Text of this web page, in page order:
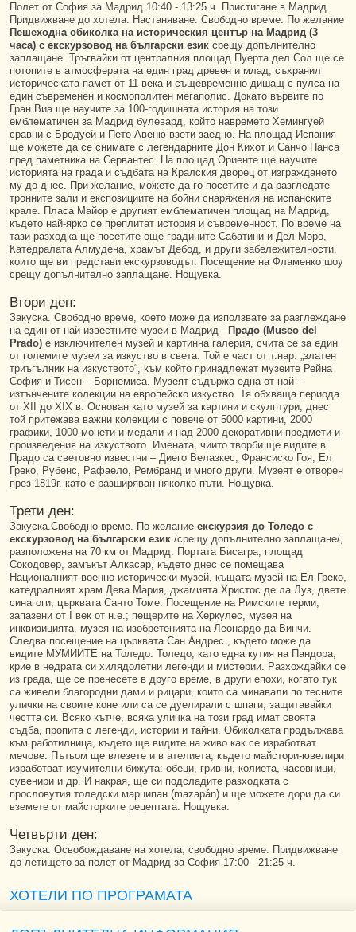
Полет от София за Мадрид 10:40 - 13:25 ч. Пристигане в Мадрид.
Придвижване до хотела. Настаняване. Свободно време. По желание
Пешеходна обиколка на историческия център на Мадрид (3
часа) с екскурзовод на български език срещу допълнително
заплащане. Тръгвайки от централния площад Пуерта дел Сол ще се
потопите в атмосферата на един град древен и млад, съхранил
историческата памет от 11 века и същевременно дишащ с пулса на
един съвременен и космополитен мегаполис. Докато вървите по
Гран Виа ще научите за 100-годишната история на този
емблематичен за Мадрид булевард, който навремето Хемингуей
сравни с Бродуей и Пето Авеню взети заедно. На площад Испания
ще можете да се снимате с легендарните Дон Кихот и Санчо Панса
пред паметника на Сервантес. На площад Ориенте ще научите
историята на града и съдбата на Кралския дворец от изграждането
му до днес. При желание, можете да го посетите и да разгледате
тронните зали и експозициите на бойни снаряжения на испанските
крале. Пласа Майор е другият емблематичен площад на Мадрид,
където най-ярко се преплитат история и съвременност. По време на
тази разходка ще посетите още градините Сабатини и Дел Моро,
Катедралата Алмудена, храмът Дебод, и други забележителности,
които ще ви представи екскурзоводът. Посещение на Фламенко шоу
срещу допълнително заплащане. Нощувка.
Втори ден:
Закуска. Свободно време, което може да използвате за разглеждане
на един от най-известните музеи в Мадрид - Прадо (Museo del
Prado) е изключителен музей и картинна галерия, счита се за един
от големите музеи за изкуство в света. Той е част от т.нар. „златен
триъгълник на изкуството“, към който принадлежат музеите Рейна
София и Тисен – Борнемиса. Музеят съдържа една от най –
изтънчените колекции на европейско изкуство. Тя обхваща периода
от XII до XIX в. Основан като музей за картини и скулптури, днес
той притежава важни колекции с повече от 5000 картини, 2000
графики, 1000 монети и медали и над 2000 декоративни предмети и
произведения на изкуството. Имената, чиито творби ще видите в
Прадо са световно известни – Диего Велазкес, Франсиско Гоя, Ел
Греко, Рубенс, Рафаело, Рембранд и много други. Музеят е отворен
през 1819г. като е разширяван няколко пъти. Нощувка.
Трети ден:
Закуска.Свободно време. По желание екскурзия до Толедо с
екскурзовод на български език /срещу допълнително заплащане/,
разположена на 70 км от Мадрид. Портата Бисагра, площад
Сокодовер, замъкът Алкасар, където днес се помещава
Националният военно-исторически музей, къщата-музей на Ел Греко,
катедралният храм Дева Мария, джамията Христос де ла Луз, двете
синагоги, църквата Санто Томе. Посещение на Римските терми,
запазени от I век от н.е.; пещерите на Херкулес, музея на
инквизицията, музея на изобретенията на Леонардо да Винчи.
Следва посещение на църквата Сан Андрес , където може да
видите МУМИИТЕ на Толедо. Толедо, като една кутия на Пандора,
крие в недрата си хилядолетни легенди и мистерии. Разхождайки се
из града, ще се пренесете в друго време, в други епохи, когато тук
са живели благородни дами и рицари, които са минавали по тесните
улички на своите коне или са се дуелирали с шпаги, защитавайки
честта си. Всяко кътче, всяка уличка на този град имат своята
съдба, пропита с легенди, истории и тайни. Обиколката продължава
към работилница, където ще видите на живо как се изработват
мечове. Пътьом ще влезете и в ателиета, където майстори-ювелири
изработват изумителни бижута: обеци, гривни, колиета, часовници,
сувенири и др. И накрая, ще си подсладите разходката с
прословутия толедски марципан (mazapán) и ще можете дори да си
вземете от майсторките рецептата. Нощувка.
Четвърти ден:
Закуска. Освобождаване на хотела, свободно време. Придвижване
до летището за полет от Мадрид за София 17:00 - 21:25 ч.
ХОТЕЛИ ПО ПРОГРАМАТА